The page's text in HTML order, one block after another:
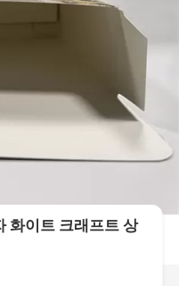
화이트 크래프트 상